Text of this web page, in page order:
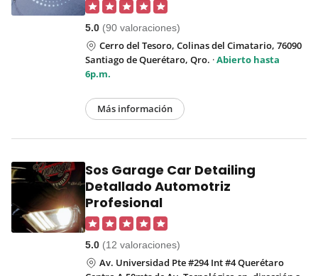
5.0 (90 valoraciones)
Cerro del Tesoro, Colinas del Cimatario, 76090
Santiago de Querétaro, Qro. ·Abierto hasta
6p.m.
Más información
Sos Garage Car Detailing
Detallado Automotriz
Profesional
5.0 (12 valoraciones)
Av. Universidad Pte #294 Int #4 Querétaro